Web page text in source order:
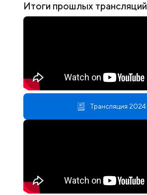
Итоги прошлых трансляций
Трансляция 2024